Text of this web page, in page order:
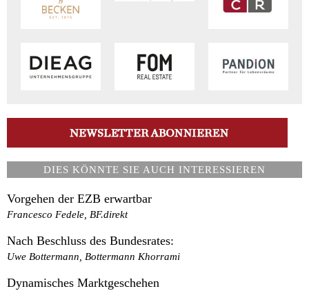
DIES KÖNNTE SIE AUCH INTERESSIEREN
Vorgehen der EZB erwartbar
Francesco Fedele, BF.direkt
Nach Beschluss des Bundesrates:
Uwe Bottermann, Bottermann Khorrami
Dynamisches Marktgeschehen